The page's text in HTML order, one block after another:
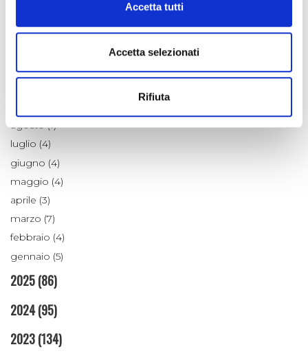
Accetta tutti
Accetta selezionati
Rifiuta
Un po' di Storia
ARCHIVIO
2026
agosto (1)
luglio (4)
giugno (4)
maggio (4)
aprile (3)
marzo (7)
febbraio (4)
gennaio (5)
2025(86)
2024(95)
2023(134)